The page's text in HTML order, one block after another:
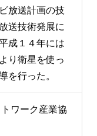
放送計画の技
送技術発展に
成１４年には
り衛星を使っ
を行った。
ワーク産業協